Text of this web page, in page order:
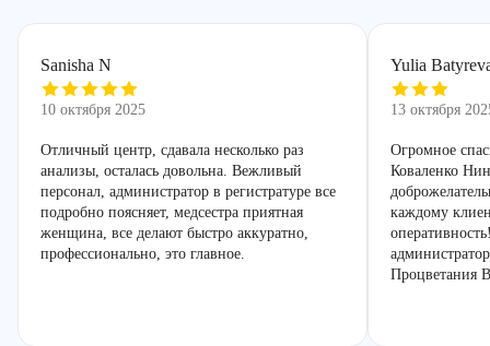
Sanisha N
10 октября 2025
Отличный центр, сдавала несколько раз
анализы, осталась довольна. Вежливый
персонал, администратор в регистратуре все
подробно поясняет, медсестра приятная
женщина, все делают быстро аккуратно,
профессионально, это главное.
Yulia
13 октября
Огромное
Коваленко
каждому